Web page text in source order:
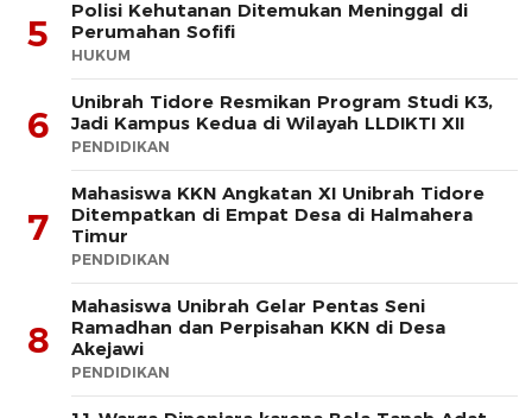
5
Polisi Kehutanan Ditemukan Meninggal di
Perumahan Sofifi
HUKUM
6
Unibrah Tidore Resmikan Program Studi K3,
Jadi Kampus Kedua di Wilayah LLDIKTI XII
PENDIDIKAN
7
Mahasiswa KKN Angkatan XI Unibrah Tidore
Ditempatkan di Empat Desa di Halmahera
Timur
PENDIDIKAN
8
Mahasiswa Unibrah Gelar Pentas Seni
Ramadhan dan Perpisahan KKN di Desa
Akejawi
PENDIDIKAN